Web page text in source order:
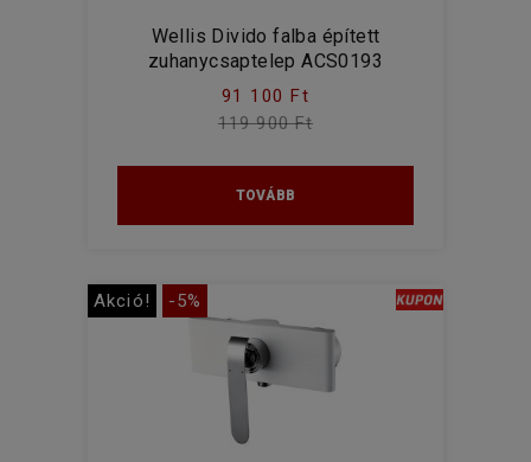
Wellis Divido falba épített
zuhanycsaptelep ACS0193
91 100 Ft
119 900 Ft
TOVÁBB
Akció! -5%